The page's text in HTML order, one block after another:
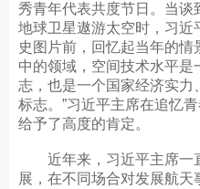
秀青年代表共度节日。当谈
地球卫星遨游太空时，习近
史图片前，回忆起当年的情
中的领域，空间技术水平
志，也是一个国家经济实
标志。”习近平主席在追忆
给予了高度的肯定。
近年来，习近平主席一
展，在不同场合对发展航